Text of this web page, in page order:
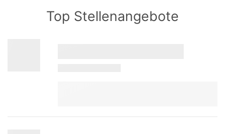
Top Stellenangebote